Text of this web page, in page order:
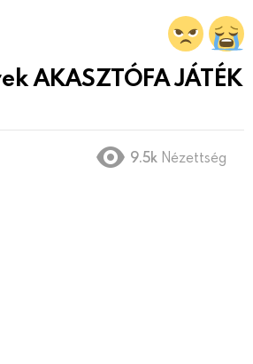
AKASZTÓFA JÁTÉK
9.5k Nézettség